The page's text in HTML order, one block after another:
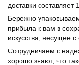
доставки составляет
Бережно
прибыла к вам в
искусства, несущее с
Сотрудничаем с
хорошо знают, что